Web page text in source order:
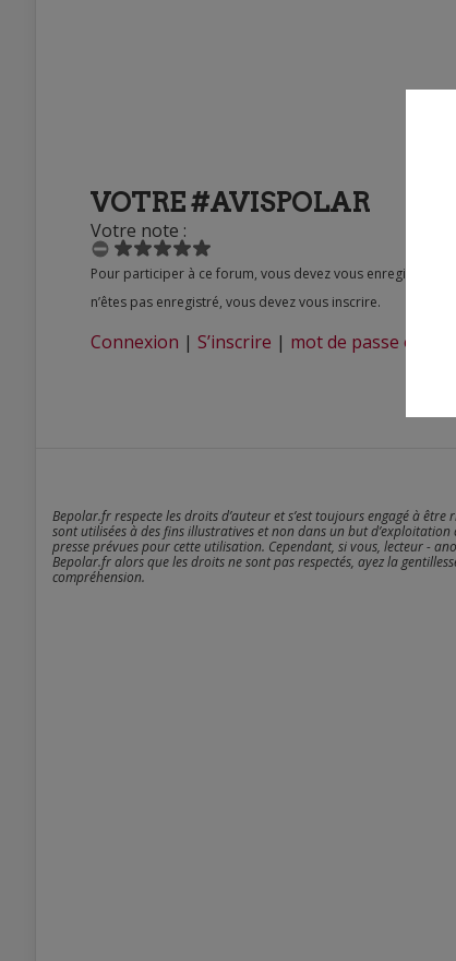
VOTRE #AVISPOLAR
Votre note :
Pour participer à ce forum, vous devez vous enregistrer au préalable. Merci d’indiquer ci-dessous l’identifiant personnel qui vous a été fourni. Si vous
n’êtes pas enregistré, vous devez vous inscrire.
Connexion | S’inscrire | mot de passe oublié ?
Bepolar.fr respecte les droits d’auteur et s’est toujours engagé à
sont utilisées à des fins illustratives et non dans un but
presse prévues pour cette utilisation. Cependant, si vous, lecteur -
Bepolar.fr alors que les droits ne sont pas respectés, ayez la
compréhension.